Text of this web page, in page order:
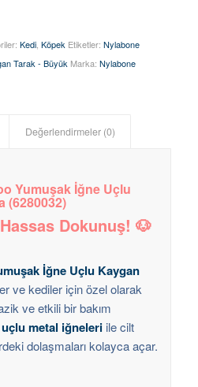
Kedi, Köpek Etiketler: Nylabone
Tarak - Büyük Marka: Nylabone
Değerlendirmeler (0)
Yumuşak İğne Uçlu
(6280032)
Dokunuş! 🐶
İğne Uçlu Kaygan
ve kediler için özel olarak
ve etkili bir bakım
metal iğneleriile cilt
dolaşmaları kolayca açar.